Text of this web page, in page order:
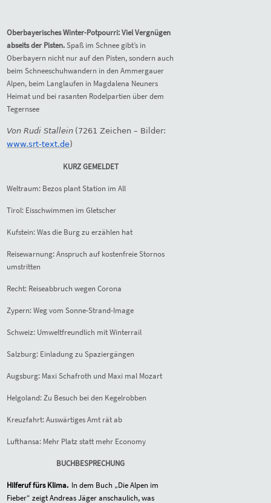
Oberbayerisches Winter-Potpourri: Viel Vergnügen
abseits der Pisten.Spaß im Schnee gibt’s in
Oberbayern nicht nur auf den Pisten, sondern auch
beim Schneeschuhwandern in den Ammergauer
Alpen, beim Langlaufen in Magdalena Neuners
Heimat und bei rasanten Rodelpartien über dem
Tegernsee
VonRudi Stallein (7261 Zeichen – Bilder:
www.srt-text.de)
KURZ GEMELDET
Weltraum: Bezos plant Station im All
Tirol: Eisschwimmen im Gletscher
Kufstein: Was die Burg zu erzählen hat
Reisewarnung: Anspruch auf kostenfreie Stornos
umstritten
Recht: Reiseabbruch wegen Corona
Zypern: Weg vom Sonne-Strand-Image
Schweiz: Umweltfreundlich mit Winterrail
Salzburg: Einladung zu Spaziergängen
Augsburg: Maxi Schafroth und Maxi mal Mozart
Helgoland: Zu Besuch bei den Kegelrobben
Kreuzfahrt: Auswärtiges Amt rät ab
Lufthansa: Mehr Platz statt mehr Economy
BUCHBESPRECHUNG
Hilferuf fürs Klima. In dem Buch „Die Alpen im
Fieber“ zeigt Andreas Jäger anschaulich, was